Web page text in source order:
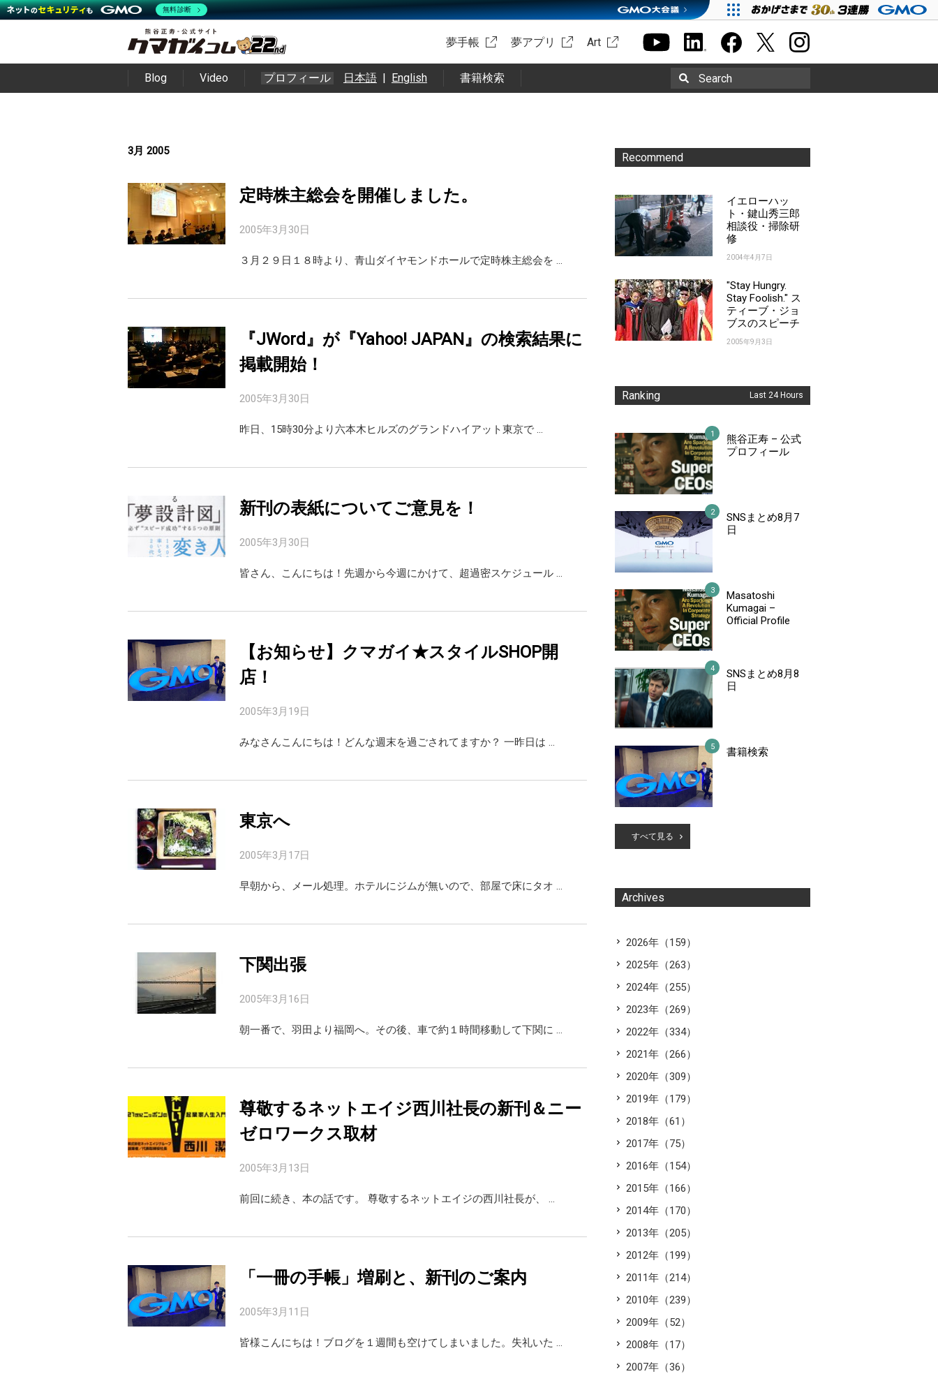
夢手帳 夢アプリ Art
Blog Video プロフィール 日本語 | English 書籍検索 Search
3月 2005
定時株主総会を開催しました。
2005年3月30日
３月２９日１８時より、青山ダイヤモンドホールで定時株主総会を …
『JWord』が『Yahoo! JAPAN』の検索結果に
掲載開始！
2005年3月30日
昨日、15時30分より六本木ヒルズのグランドハイアット東京で …
新刊の表紙についてご意見を！
2005年3月30日
皆さん、こんにちは！先週から今週にかけて、超過密スケジュール …
【お知らせ】クマガイ★スタイルSHOP開
店！
2005年3月19日
みなさんこんにちは！どんな週末を過ごされてますか？ 一昨日は …
東京へ
2005年3月17日
早朝から、メール処理。ホテルにジムが無いので、部屋で床にタオ …
下関出張
2005年3月16日
朝一番で、羽田より福岡へ。その後、車で約１時間移動して下関に …
尊敬するネットエイジ西川社長の新刊＆ニー
ゼロワークス取材
2005年3月13日
前回に続き、本の話です。 尊敬するネットエイジの西川社長が、 …
「一冊の手帳」増刷と、新刊のご案内
2005年3月11日
皆様こんにちは！ブログを１週間も空けてしまいました。失礼いた …
Recommend
イエローハッ
ト・鍵山秀三郎
相談役・掃除研
修
2004年4月7日
"Stay Hungry.
Stay Foolish." ス
ティーブ・ジョ
ブスのスピーチ
2005年9月3日
Ranking Last 24 Hours
熊谷正寿 – 公式
プロフィール
SNSまとめ8月7
日
Masatoshi
Kumagai –
Official Profile
SNSまとめ8月8
日
書籍検索
すべて見る
Archives
2026年（159）
2025年（263）
2024年（255）
2023年（269）
2022年（334）
2021年（266）
2020年（309）
2019年（179）
2018年（61）
2017年（75）
2016年（154）
2015年（166）
2014年（170）
2013年（205）
2012年（199）
2011年（214）
2010年（239）
2009年（52）
2008年（17）
2007年（36）
無料診断